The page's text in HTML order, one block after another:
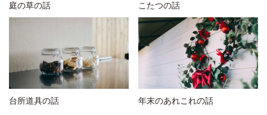
庭の草の話 こたつの話
台所道具の話 年末のあれこれの話